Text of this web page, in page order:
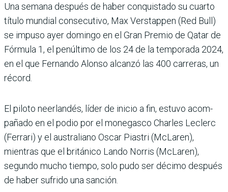
Una semana después de haber conquistado su cuarto
título mundial consecutivo, Max Verstappen (Red Bull)
se impuso ayer domingo en el Gran Premio de Qatar de
Fórmula 1, el penúltimo de los 24 de la temporada 2024,
en el que Fernando Alonso alcanzó las 400 carreras, un
récord.
El piloto neerlandés, líder de inicio a fin, estuvo acom­
pañado en el podio por el monegasco Charles Leclerc
(Ferrari) y el australiano Oscar Piastri (McLaren),
mientras que el británico Lando Norris (McLaren),
segundo mucho tiempo, solo pudo ser décimo des­pués
de haber sufrido una sanción.